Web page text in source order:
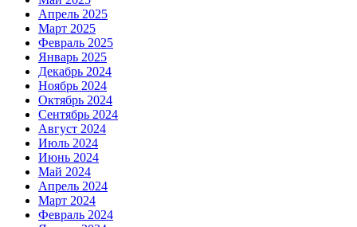
Апрель 2025
Март 2025
Февраль 2025
Январь 2025
Декабрь 2024
Ноябрь 2024
Октябрь 2024
Сентябрь 2024
Август 2024
Июль 2024
Июнь 2024
Май 2024
Апрель 2024
Март 2024
Февраль 2024